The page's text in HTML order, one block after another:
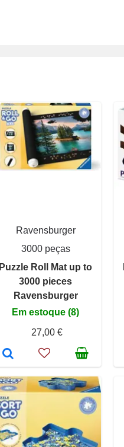
Ravensburger
3000 peças
Puzzle Roll Mat up to
3000 pieces
Ravensburger
Em estoque (8)
27,00 €